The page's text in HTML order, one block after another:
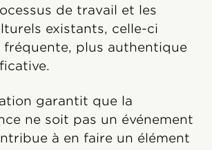
de travail et les
existants, celle-ci
fréquente, plus authentique
garantit que la
ne soit pas un événement
à en faire un élément